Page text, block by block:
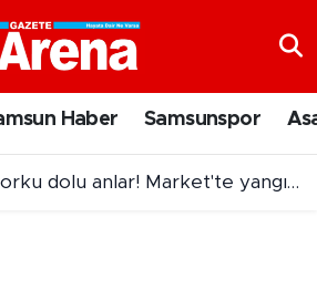
Haber Samsunspor
dolu anlar! Market'te yangın paniği